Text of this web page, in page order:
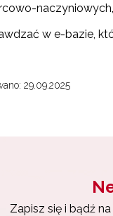
w e-bazie,
29.09.2025
Zapisz się i bądź